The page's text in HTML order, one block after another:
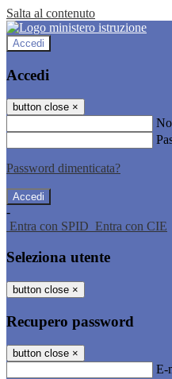
Salta al contenuto
Accedi
Accedi
button close ×
Password dimenticata?
-
Entra con SPID Entra con CIE
Seleziona utente
button close ×
Recupero password
button close ×
E-